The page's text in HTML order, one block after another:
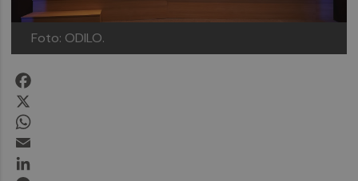
Foto: ODILO.